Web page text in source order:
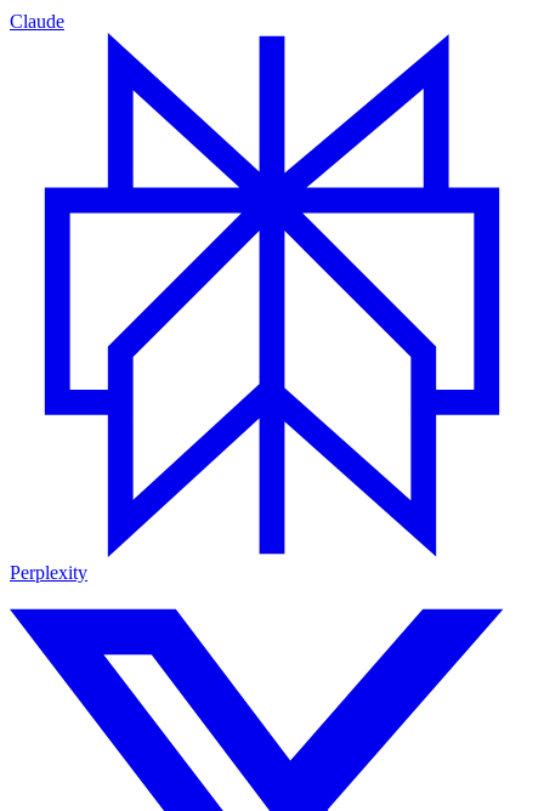
Claude
Perplexity